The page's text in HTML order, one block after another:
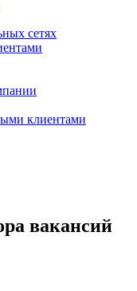
сетях
клиентами
вакансий